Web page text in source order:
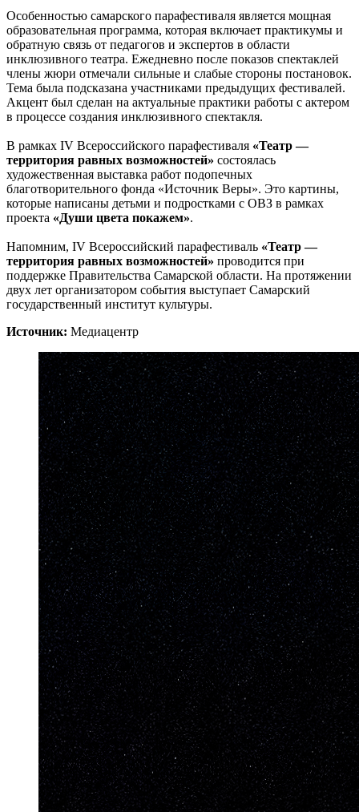
Особенностью самарского парафестиваля является мощная
образовательная программа, которая включает практикумы и
обратную связь от педагогов и экспертов в области
инклюзивного театра. Ежедневно после показов спектаклей
члены жюри отмечали сильные и слабые стороны постановок.
Тема была подсказана участниками предыдущих фестивалей.
Акцент был сделан на актуальные практики работы с актером
в процессе создания инклюзивного спектакля.
В рамках IV Всероссийского парафестиваля «Театр —
территория равных возможностей» состоялась
художественная выставка работ подопечных
благотворительного фонда «Источник Веры». Это картины,
которые написаны детьми и подростками с ОВЗ в рамках
проекта «Души цвета покажем».
Напомним, IV Всероссийский парафестиваль «Театр —
территория равных возможностей» проводится при
поддержке Правительства Самарской области. На протяжении
двух лет организатором события выступает Самарский
государственный институт культуры.
Источник: Медиацентр